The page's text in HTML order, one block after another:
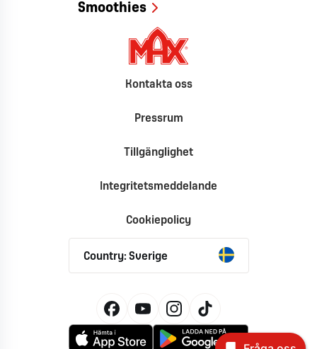
Smoothies
Kontakta oss
Pressrum
Tillgänglighet
Integritetsmeddelande
Cookiepolicy
Country: Sverige